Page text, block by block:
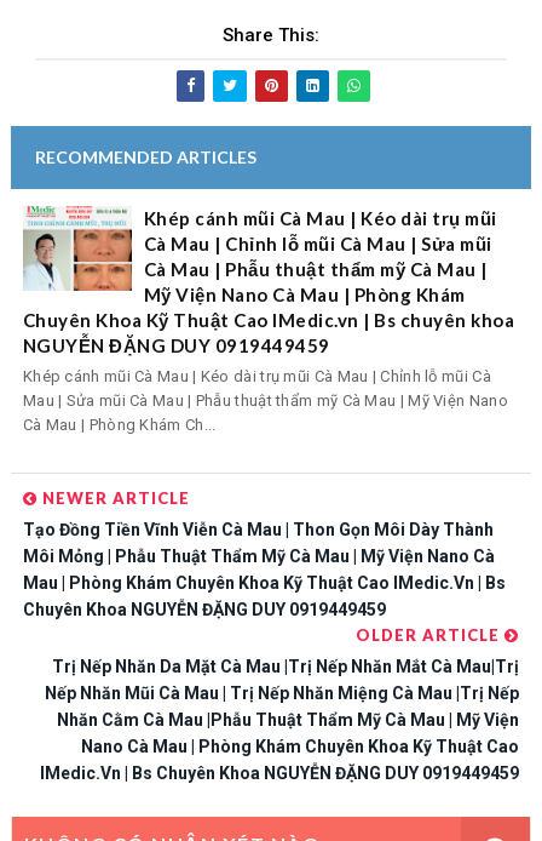
Share This:
RECOMMENDED ARTICLES
Khép cánh mũi Cà Mau | Kéo dài trụ mũi
Cà Mau | Chỉnh lỗ mũi Cà Mau | Sửa mũi
Cà Mau | Phẫu thuật thẩm mỹ Cà Mau |
Mỹ Viện Nano Cà Mau | Phòng Khám
Chuyên Khoa Kỹ Thuật Cao IMedic.vn | Bs chuyên khoa
NGUYỄN ĐẶNG DUY 0919449459
Khép cánh mũi Cà Mau | Kéo dài trụ mũi Cà Mau | Chỉnh lỗ mũi Cà
Mau | Sửa mũi Cà Mau | Phẫu thuật thẩm mỹ Cà Mau | Mỹ Viện Nano
Cà Mau | Phòng Khám Ch...
NEWER ARTICLE
Tạo Đồng Tiền Vĩnh Viễn Cà Mau | Thon Gọn Môi Dày Thành
Môi Mỏng | Phẫu Thuật Thẩm Mỹ Cà Mau | Mỹ Viện Nano Cà
Mau | Phòng Khám Chuyên Khoa Kỹ Thuật Cao IMedic.vn | Bs
Chuyên Khoa NGUYỄN ĐẶNG DUY 0919449459
OLDER ARTICLE
Trị Nếp Nhăn Da Mặt Cà Mau |Trị Nếp Nhăn Mắt Cà Mau|Trị
Nếp Nhăn Mũi Cà Mau | Trị Nếp Nhăn Miệng Cà Mau |Trị Nếp
Nhăn Cằm Cà Mau |Phẫu Thuật Thẩm Mỹ Cà Mau | Mỹ Viện
Nano Cà Mau | Phòng Khám Chuyên Khoa Kỹ Thuật Cao
IMedic.vn | Bs Chuyên Khoa NGUYỄN ĐẶNG DUY 0919449459